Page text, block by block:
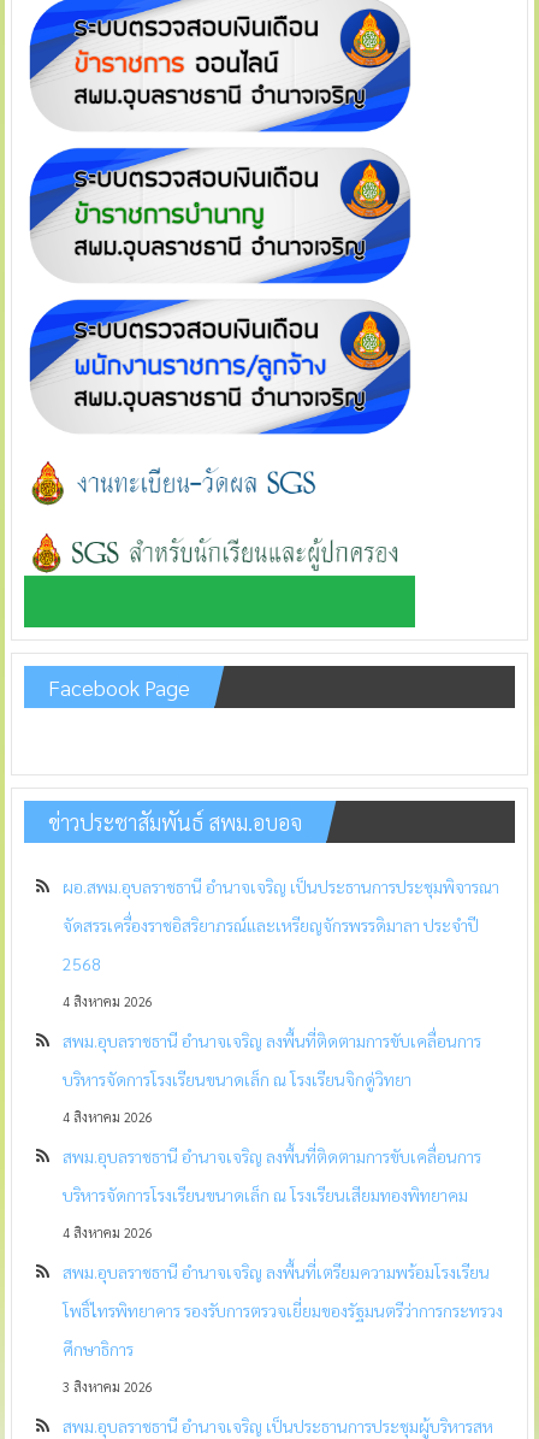
Facebook Page
ข่าวประชาสัมพันธ์ สพม.อบอจ
ผอ.สพม.อุบลราชธานี อำนาจเจริญ เป็นประธานการประชุมพิจารณา
จัดสรรเครื่องราชอิสริยาภรณ์และเหรียญจักรพรรดิมาลา ประจำปี
2568
4 สิงหาคม 2026
สพม.อุบลราชธานี อำนาจเจริญ ลงพื้นที่ติดตามการขับเคลื่อนการ
บริหารจัดการโรงเรียนขนาดเล็ก ณ โรงเรียนจิกดู่วิทยา
4 สิงหาคม 2026
สพม.อุบลราชธานี อำนาจเจริญ ลงพื้นที่ติดตามการขับเคลื่อนการ
บริหารจัดการโรงเรียนขนาดเล็ก ณ โรงเรียนเสียมทองพิทยาคม
4 สิงหาคม 2026
สพม.อุบลราชธานี อำนาจเจริญ ลงพื้นที่เตรียมความพร้อมโรงเรียน
โพธิ์ไทรพิทยาคาร รองรับการตรวจเยี่ยมของรัฐมนตรีว่าการกระทรวง
ศึกษาธิการ
3 สิงหาคม 2026
สพม.อุบลราชธานี อำนาจเจริญ เป็นประธานการประชุมผู้บริหารสห